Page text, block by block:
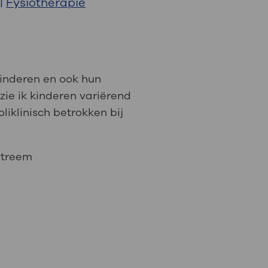
en ook hun
ik kinderen variërend
betrokken bij